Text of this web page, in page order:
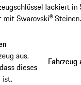
lackiert in
Swarovski® Steinen.
aus,
dieses
ist.
Fahrzeug
Fahrzeug